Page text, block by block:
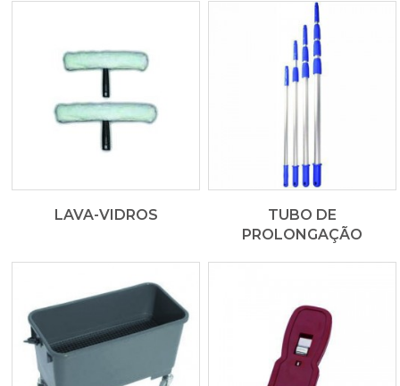
LAVA-VIDROS
TUBO DE
PROLONGAÇÃO